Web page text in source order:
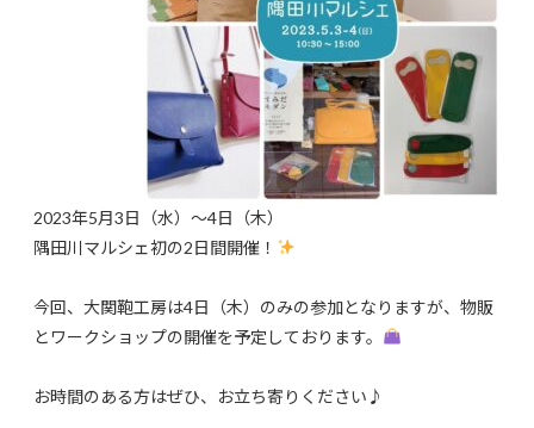
2023年5月3日（水）〜4日（木）
隅田川マルシェ初の2日間開催！
今回、大関鞄工房は4日（木）のみの参加となりますが、物販
とワークショップの開催を予定しております。
お時間のある方はぜひ、お立ち寄りください♪